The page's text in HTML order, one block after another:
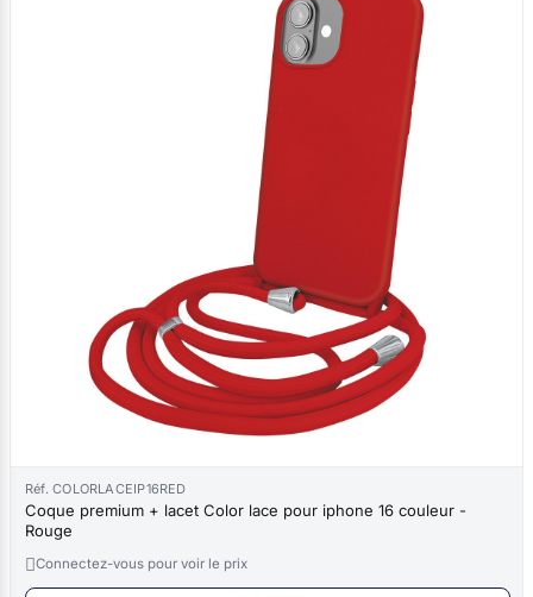
Réf. COLORLACEIP16RED
Coque premium + lacet Color lace pour iphone 16 couleur -
Rouge
Connectez-vous pour voir le prix